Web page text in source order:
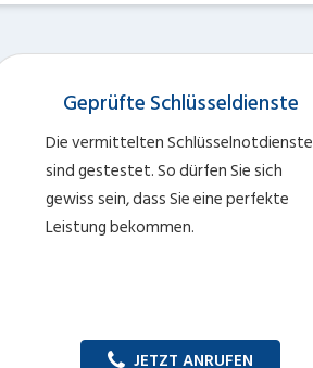
Geprüfte Schlüsseldienste
Die vermittelten Schlüsselnotdienste
sind gestestet. So dürfen Sie sich
gewiss sein, dass Sie eine perfekte
Leistung bekommen.
JETZT ANRUFEN